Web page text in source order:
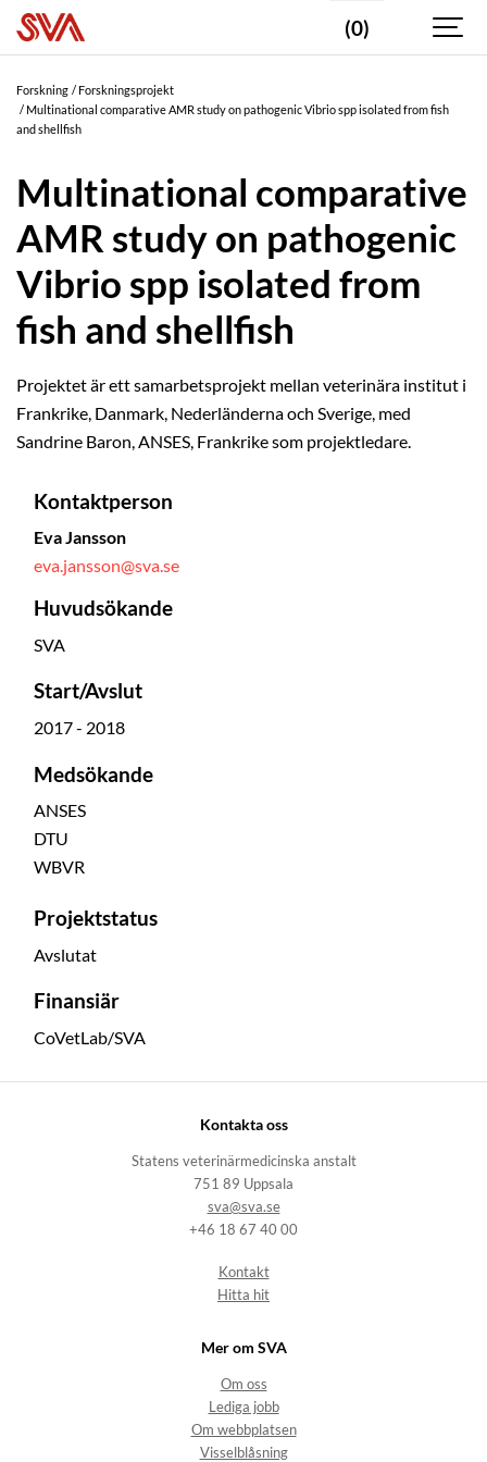
(0)
Forskning
Forskningsprojekt
Multinational comparative AMR study on pathogenic Vibrio spp isolated from fish
and shellfish
Multinational comparative
AMR study on pathogenic
Vibrio spp isolated from
fish and shellfish
Projektet är ett samarbetsprojekt mellan veterinära institut i
Frankrike, Danmark, Nederländerna och Sverige, med
Sandrine Baron, ANSES, Frankrike som projektledare.
Kontaktperson
Eva Jansson
eva.jansson@sva.se
Huvudsökande
SVA
Start/Avslut
2017 - 2018
Medsökande
ANSES
DTU
WBVR
Projektstatus
Avslutat
Finansiär
CoVetLab/SVA
Kontakta oss
Statens veterinärmedicinska anstalt
751 89 Uppsala
sva@sva.se
+46 18 67 40 00
Kontakt
Hitta hit
Mer om SVA
Om oss
Lediga jobb
Om webbplatsen
Visselblåsning